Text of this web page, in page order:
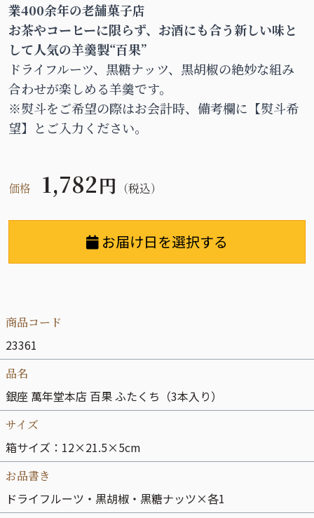
業400余年の老舗菓子店
お茶やコーヒーに限らず、お酒にも合う新しい味と
して人気の羊羹製“百果”
ドライフルーツ、黒糖ナッツ、黒胡椒の絶妙な組み
合わせが楽しめる羊羹です。
※熨斗をご希望の際はお会計時、備考欄に【熨斗希
望】とご入力ください。
価格 1,782円 （税込）
お届け日を選択する
商品コード
23361
品名
銀座 萬年堂本店 百果 ふたくち（3本入り）
サイズ
箱サイズ：12×21.5×5cm
お品書き
ドライフルーツ・黒胡椒・黒糖ナッツ×各1